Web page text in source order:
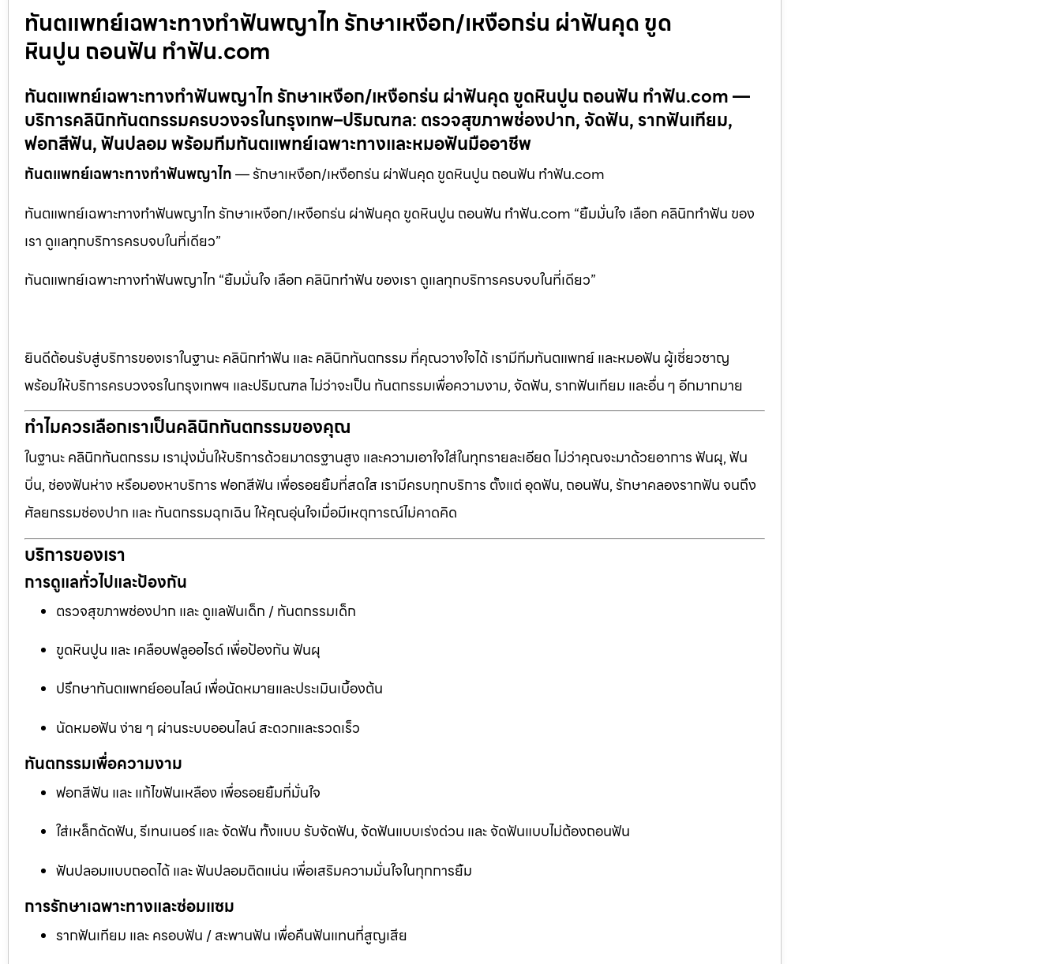
ทันตแพทย์เฉพาะทางทำฟันพญาไท รักษาเหงือก/เหงือกร่น ผ่าฟันคุด ขูด
หินปูน ถอนฟัน ทำฟัน.com
ทันตแพทย์เฉพาะทางทำฟันพญาไท รักษาเหงือก/เหงือกร่น ผ่าฟันคุด ขูดหินปูน ถอนฟัน ทำฟัน.com —
บริการคลินิกทันตกรรมครบวงจรในกรุงเทพ–ปริมณฑล: ตรวจสุขภาพช่องปาก, จัดฟัน, รากฟันเทียม,
ฟอกสีฟัน, ฟันปลอม พร้อมทีมทันตแพทย์เฉพาะทางและหมอฟันมืออาชีพ
ทันตแพทย์เฉพาะทางทำฟันพญาไท— รักษาเหงือก/เหงือกร่น ผ่าฟันคุด ขูดหินปูน ถอนฟัน ทำฟัน.com
ทันตแพทย์เฉพาะทางทำฟันพญาไท รักษาเหงือก/เหงือกร่น ผ่าฟันคุด ขูดหินปูน ถอนฟัน ทำฟัน.com “ยิ้มมั่นใจ เลือก คลินิกทำฟัน ของ
เรา ดูแลทุกบริการครบจบในที่เดียว”
ทันตแพทย์เฉพาะทางทำฟันพญาไท “ยิ้มมั่นใจ เลือก คลินิกทำฟัน ของเรา ดูแลทุกบริการครบจบในที่เดียว”
ยินดีต้อนรับสู่บริการของเราในฐานะ คลินิกทำฟัน และ คลินิกทันตกรรม ที่คุณวางใจได้ เรามีทีมทันตแพทย์ และหมอฟัน ผู้เชี่ยวชาญ
พร้อมให้บริการครบวงจรในกรุงเทพฯ และปริมณฑล ไม่ว่าจะเป็น ทันตกรรมเพื่อความงาม, จัดฟัน, รากฟันเทียม และอื่น ๆ อีกมากมาย
ทำไมควรเลือกเราเป็นคลินิกทันตกรรมของคุณ
ในฐานะ คลินิกทันตกรรม เรามุ่งมั่นให้บริการด้วยมาตรฐานสูง และความเอาใจใส่ในทุกรายละเอียด ไม่ว่าคุณจะมาด้วยอาการ ฟันผุ, ฟัน
บิ่น, ช่องฟันห่าง หรือมองหาบริการ ฟอกสีฟัน เพื่อรอยยิ้มที่สดใส เรามีครบทุกบริการ ตั้งแต่ อุดฟัน, ถอนฟัน, รักษาคลองรากฟัน จนถึง
ศัลยกรรมช่องปาก และ ทันตกรรมฉุกเฉิน ให้คุณอุ่นใจเมื่อมีเหตุการณ์ไม่คาดคิด
บริการของเรา
การดูแลทั่วไปและป้องกัน
ตรวจสุขภาพช่องปาก และ ดูแลฟันเด็ก / ทันตกรรมเด็ก
ขูดหินปูน และ เคลือบฟลูออไรด์ เพื่อป้องกัน ฟันผุ
ปรึกษาทันตแพทย์ออนไลน์ เพื่อนัดหมายและประเมินเบื้องต้น
นัดหมอฟัน ง่าย ๆ ผ่านระบบออนไลน์ สะดวกและรวดเร็ว
ทันตกรรมเพื่อความงาม
ฟอกสีฟัน และ แก้ไขฟันเหลือง เพื่อรอยยิ้มที่มั่นใจ
ใส่เหล็กดัดฟัน, รีเทนเนอร์ และ จัดฟัน ทั้งแบบ รับจัดฟัน, จัดฟันแบบเร่งด่วน และ จัดฟันแบบไม่ต้องถอนฟัน
ฟันปลอมแบบถอดได้ และ ฟันปลอมติดแน่น เพื่อเสริมความมั่นใจในทุกการยิ้ม
การรักษาเฉพาะทางและซ่อมแซม
รากฟันเทียม และ ครอบฟัน / สะพานฟัน เพื่อคืนฟันแทนที่สูญเสีย